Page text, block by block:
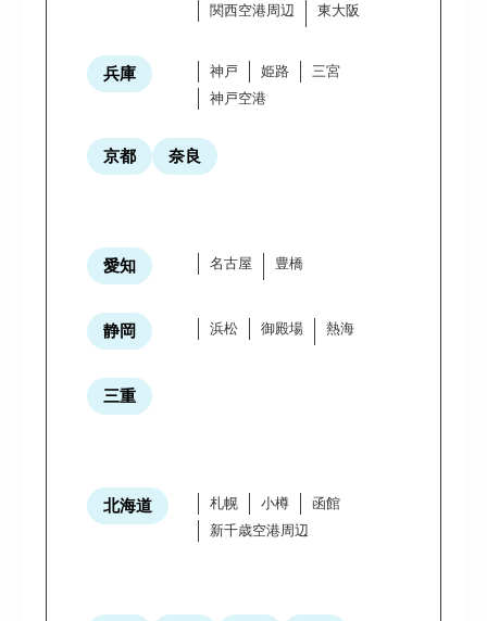
関西空港周辺
東大阪
兵庫 神戸 姫路
三宮
神戸空港
京都 奈良
愛知 名古屋 豊橋
静岡 浜松 御殿場 熱海
三重
北海道 札幌 小樽
函館
新千歳空港周辺